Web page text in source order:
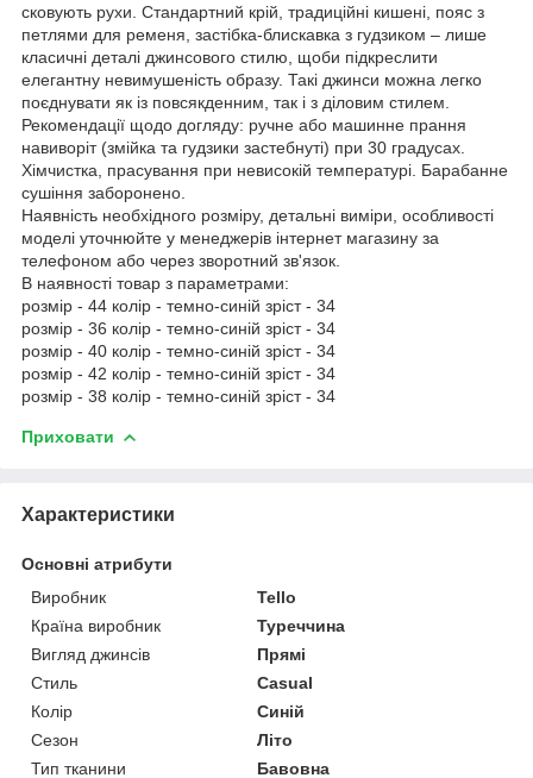
сковують рухи. Стандартний крій, традиційні кишені, пояс з
петлями для ременя, застібка-блискавка з гудзиком – лише
класичні деталі джинсового стилю, щоби підкреслити
елегантну невимушеність образу. Такі джинси можна легко
поєднувати як із повсякденним, так і з діловим стилем.
Рекомендації щодо догляду: ручне або машинне прання
навиворіт (змійка та гудзики застебнуті) при 30 градусах.
Хімчистка, прасування при невисокій температурі. Барабанне
сушіння заборонено.
Наявність необхідного розміру, детальні виміри, особливості
моделі уточнюйте у менеджерів інтернет магазину за
телефоном або через зворотний зв'язок.
В наявності товар з параметрами:
розмір - 44 колір - темно-синій зріст - 34
розмір - 36 колір - темно-синій зріст - 34
розмір - 40 колір - темно-синій зріст - 34
розмір - 42 колір - темно-синій зріст - 34
розмір - 38 колір - темно-синій зріст - 34
Приховати
Характеристики
Основні атрибути
Виробник
Tello
Країна виробник
Туреччина
Вигляд джинсів
Прямі
Стиль
Casual
Колір
Синій
Сезон
Літо
Тип тканини
Бавовна